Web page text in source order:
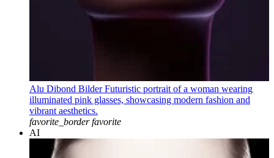
Alu Dibond Bilder Futuristic portrait of a woman wearing
illuminated pink glasses, showcasing modern fashion and
vibrant aesthetics.
favorite_border favorite
AI